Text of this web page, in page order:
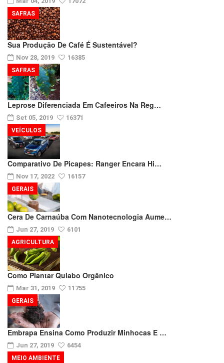
Sua Produção De Café É Sustentável?
Nov 28, 2019 16385
SAFRAS
Leprose Diferenciada Em Cafeeiros Na Reg…
Set 05, 2019 16371
SAFRAS
Comparativo De Picapes: Ranger Encara Hi…
Nov 17, 2022 16157
VEÍCULOS
Cera De Carnaúba Com Nanotecnologia Aume…
Jun 27, 2019 6101
GERAIS
Como Plantar Quiabo Orgânico
Mar 31, 2019 11755
AGRICULTURA
Embrapa Ensina Como Produzir Minhocas E …
Jun 27, 2019 6454
GERAIS
MEIO AMBIENTE